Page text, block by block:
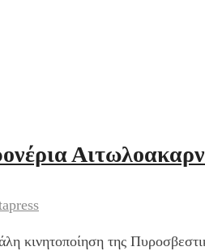
κινητοποίηση της